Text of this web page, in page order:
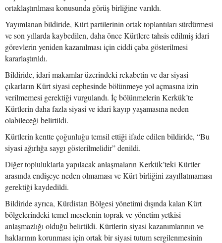
ortaklaştırılması konusunda görüş birliğine varıldı.
Yayımlanan bildiride, Kürt partilerinin ortak toplantıları sürdürmesi
ve son yıllarda kaybedilen, daha önce Kürtlere tahsis edilmiş idari
görevlerin yeniden kazanılması için ciddi çaba gösterilmesi
kararlaştırıldı.
Bildiride, idari makamlar üzerindeki rekabetin ve dar siyasi
çıkarların Kürt siyasi cephesinde bölünmeye yol açmasına izin
verilmemesi gerektiği vurgulandı. İç bölünmelerin Kerkük’te
Kürtlerin daha fazla siyasi ve idari kayıp yaşamasına neden
olabileceği belirtildi.
Kürtlerin kentte çoğunluğu temsil ettiği ifade edilen bildiride, “Bu
siyasi ağırlığa saygı gösterilmelidir” denildi.
Diğer topluluklarla yapılacak anlaşmaların Kerkük’teki Kürtler
arasında endişeye neden olmaması ve Kürt birliğini zayıflatmaması
gerektiği kaydedildi.
Bildiride ayrıca, Kürdistan Bölgesi yönetimi dışında kalan Kürt
bölgelerindeki temel meselenin toprak ve yönetim yetkisi
anlaşmazlığı olduğu belirtildi. Kürtlerin siyasi kazanımlarının ve
haklarının korunması için ortak bir siyasi tutum sergilenmesinin